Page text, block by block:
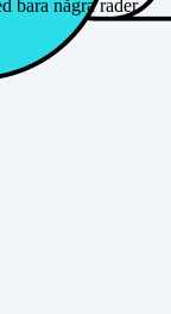
bara några rader